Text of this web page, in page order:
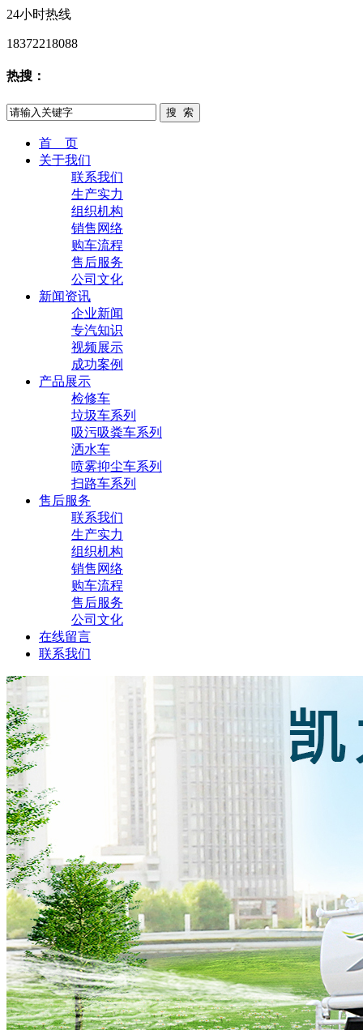
24小时热线
18372218088
热搜：
首 页
关于我们
联系我们
生产实力
组织机构
销售网络
购车流程
售后服务
公司文化
新闻资讯
企业新闻
专汽知识
视频展示
成功案例
产品展示
检修车
垃圾车系列
吸污吸粪车系列
洒水车
喷雾抑尘车系列
扫路车系列
售后服务
联系我们
生产实力
组织机构
销售网络
购车流程
售后服务
公司文化
在线留言
联系我们